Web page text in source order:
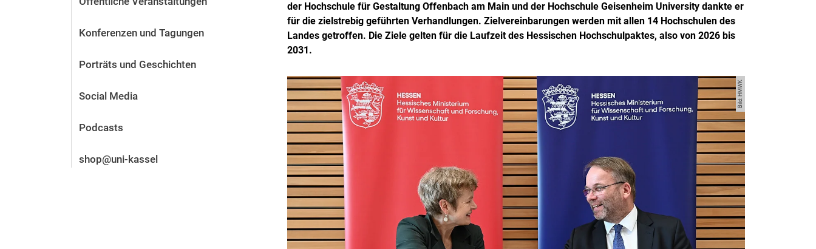
Stellenangebote
Alum­ni und Freunde
Kontakt und Standorte
Konferenzen und Tagungen
Porträts und Geschichten
Social Media
Podcasts
shop@uni-kassel
der Hochschule für Gestaltung Offenbach am Main und der Hochschule Geisenheim University dankte er
für die zielstrebig geführten Verhandlungen. Zielvereinbarungen werden mit allen 14 Hochschulen des
Landes getroffen. Die Ziele gelten für die Laufzeit des Hessischen Hochschulpaktes, also von 2026 bis
2031.
Bild: HMWK